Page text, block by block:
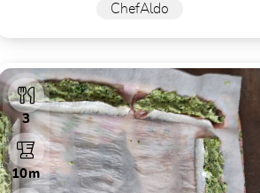
ChefAldo
3
10m